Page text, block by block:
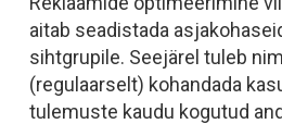
aitab seadistada
sihtgrupile. Seejärel tuleb
(regulaarselt) kohandada
tulemuste kaudu kogutud